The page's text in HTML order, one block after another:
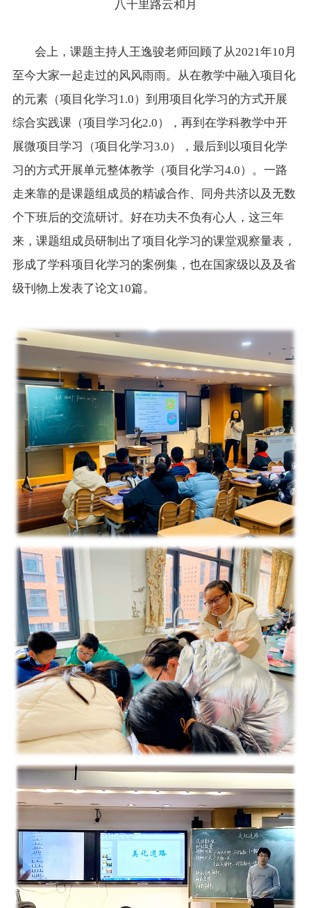
八千里路云和月
会上，课题主持人王逸骏老师回顾了从2021年10月
至今大家一起走过的风风雨雨。从在教学中融入项目化
的元素（项目化学习1.0）到用项目化学习的方式开展
综合实践课（项目学习化2.0），再到在学科教学中开
展微项目学习（项目化学习3.0），最后到以项目化学
习的方式开展单元整体教学（项目化学习4.0）。一路
走来靠的是课题组成员的精诚合作、同舟共济以及无数
个下班后的交流研讨。好在功夫不负有心人，这三年
来，课题组成员研制出了项目化学习的课堂观察量表，
形成了学科项目化学习的案例集，也在国家级以及及省
级刊物上发表了论文10篇。